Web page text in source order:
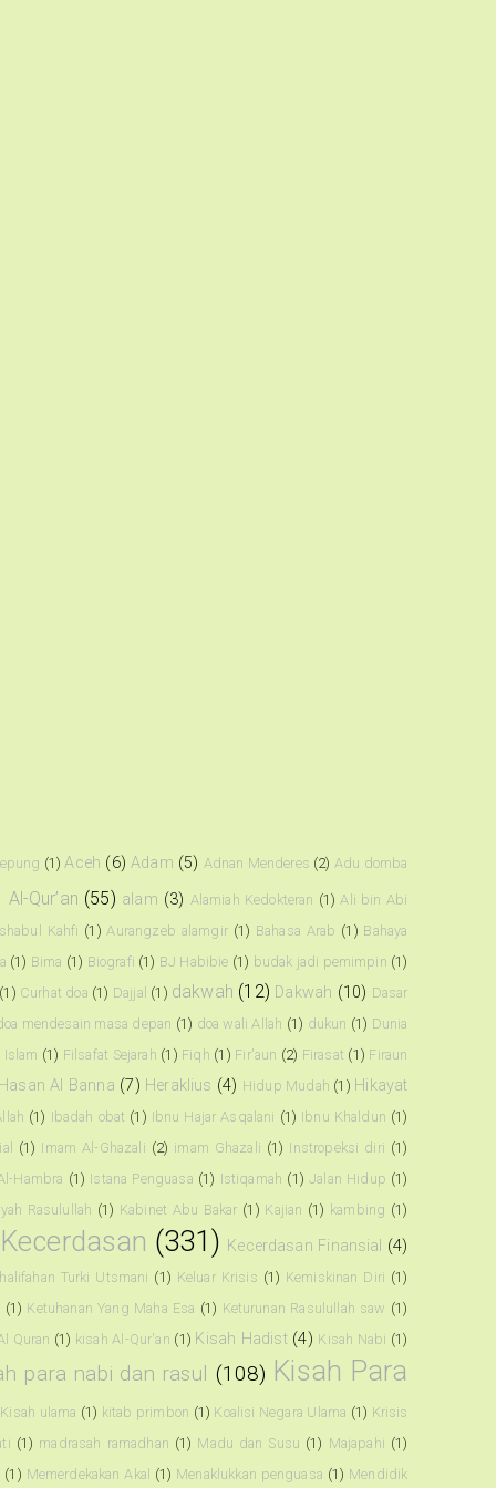
(1) Aceh (6) Adam (5) Adnan Menderes (2) Adu domba
Al-Qur’an (55) alam (3) Alamiah Kedokteran (1) Ali bin Abi
Kahfi (1) Aurangzeb alamgir (1) Bahasa Arab (1) Bahaya
(1) Bima (1) Biografi (1) BJ Habibie (1) budak jadi pemimpin (1)
(1) Curhat doa (1) Dajjal (1) dakwah (12) Dakwah (10) Dasar
mendesain masa depan (1) doa wali Allah (1) dukun (1) Dunia
(1) Filsafat Sejarah (1) Fiqh (1) Fir'aun (2) Firasat (1) Firaun
Hasan Al Banna (7) Heraklius (4) Hidup Mudah (1) Hikayat
(1) Ibadah obat (1) Ibnu Hajar Asqalani (1) Ibnu Khaldun (1)
(1) Imam Al-Ghazali (2) imam Ghazali (1) Instropeksi diri (1)
Hambra (1) Istana Penguasa (1) Istiqamah (1) Jalan Hidup (1)
Rasulullah (1) Kabinet Abu Bakar (1) Kajian (1) kambing (1)
Kecerdasan (331) Kecerdasan Finansial (4)
Turki Utsmani (1) Keluar Krisis (1) Kemiskinan Diri (1)
(1) Ketuhanan Yang Maha Esa (1) Keturunan Rasulullah saw (1)
Quran (1) kisah Al-Qur'an (1) Kisah Hadist (4) Kisah Nabi (1)
para nabi dan rasul (108) Kisah Para
Kisah ulama (1) kitab primbon (1) Koalisi Negara Ulama (1) Krisis
(1) madrasah ramadhan (1) Madu dan Susu (1) Majapahi (1)
(1) Memerdekakan Akal (1) Menaklukkan penguasa (1) Mendidik